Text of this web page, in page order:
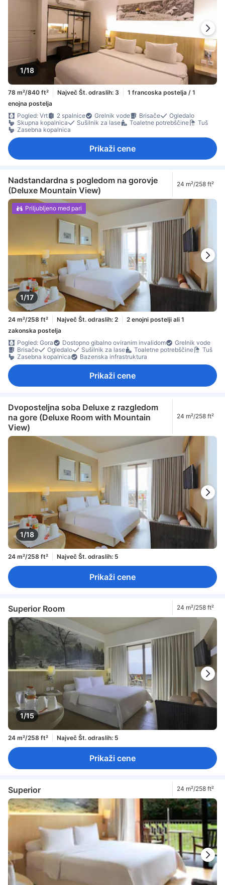
1/18
78 m²/840 ft² Največ Št. odraslih: 3
1 francoska postelja / 1
enojna postelja
Pogled: Vrt
2 spalnice Grelnik vode Brisače
Ogledalo
Skupna kopalnica
Sušilnik za lase Toaletne potrebščine
Tuš
Zasebna kopalnica
Prikaži cene
Nadstandardna s pogledom na gorovje
(Deluxe Mountain View)
24 m²/258 ft²
1/17
Priljubljeno med pari
24 m²/258 ft² Največ Št. odraslih: 2
2 enojni postelji ali 1
zakonska postelja
Pogled: Gora
Dostopno gibalno oviranim invalidom
Grelnik vode
Brisače
Ogledalo Sušilnik za lase Toaletne potrebščine
Tuš
Zasebna kopalnica
Bazenska infrastruktura
Prikaži cene
Dvoposteljna soba Deluxe z razgledom
na gore (Deluxe Room with Mountain
View)
24 m²/258 ft²
1/18
24 m²/258 ft² Največ Št. odraslih: 5
Prikaži cene
Superior Room 24 m²/258 ft²
1/15
24 m²/258 ft² Največ Št. odraslih: 5
Prikaži cene
Superior 24 m²/258 ft²